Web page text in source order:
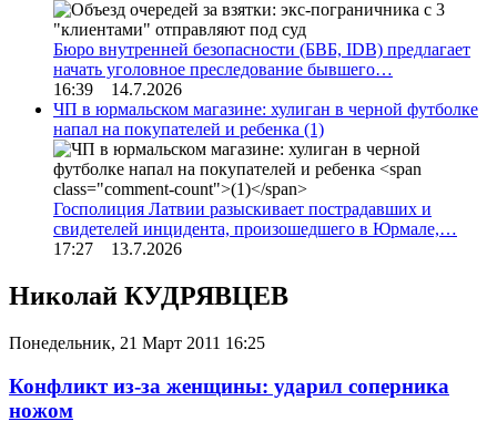
Бюро внутренней безопасности (БВБ, IDB) предлагает
начать уголовное преследование бывшего…
16:39 14.7.2026
ЧП в юрмальском магазине: хулиган в черной футболке
напал на покупателей и ребенка (1)
Госполиция Латвии разыскивает пострадавших и
свидетелей инцидента, произошедшего в Юрмале,…
17:27 13.7.2026
Николай КУДРЯВЦЕВ
Понедельник, 21 Март 2011 16:25
Конфликт из-за женщины: ударил соперника
ножом